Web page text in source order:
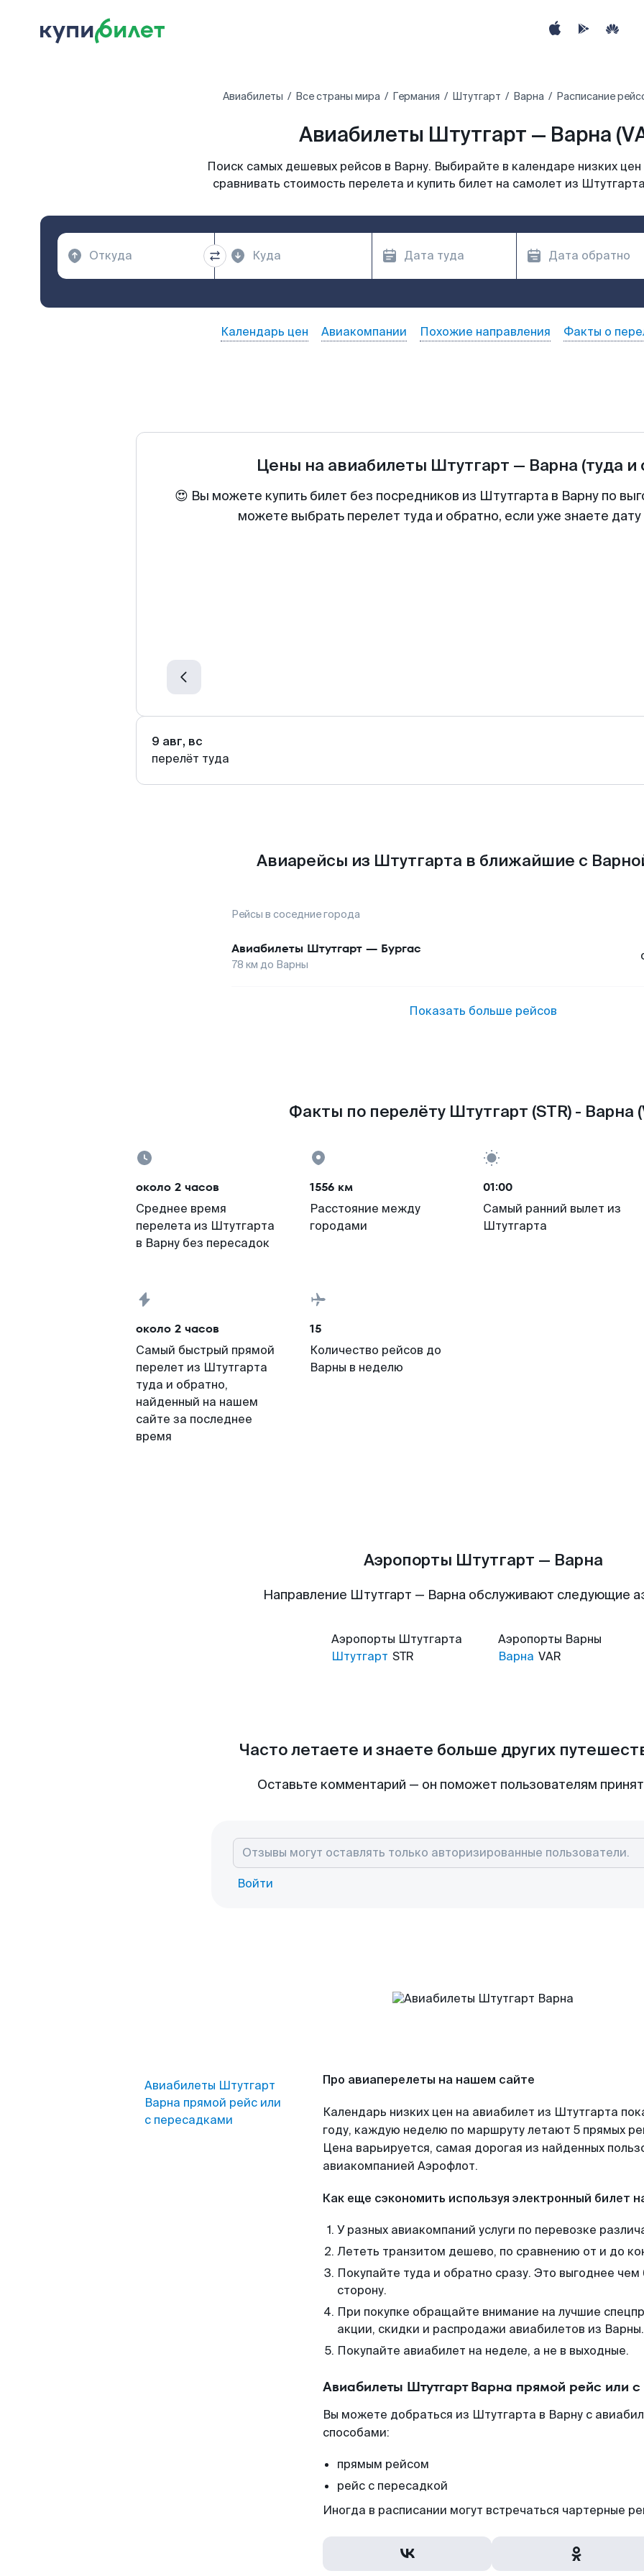
Авиабилеты Все страны мира Германия Штутгарт Варна Расписание
Авиабилеты Штутгарт — Варна
Поиск самых дешевых рейсов в Варну. Выбирайте в календаре низких
сравнивать стоимость перелета и купить билет на самолет из
Календарь цен Авиакомпании Похожие направления Факты о
Цены на авиабилеты Штутгарт — Варна (туда и
😍 Вы можете купить билет без посредников из Штутгарта в Варну по
можете выбрать перелет туда и обратно, если уже знаете
9 авг, вс
перелёт туда
Авиарейсы из Штутгарта в ближайшие с
Рейсы в соседние города
Авиабилеты Штутгарт — Бургас
78 км до Варны
Показать больше рейсов
Факты по перелёту Штутгарт (STR) - Варна
около 2 часов
Среднее время
перелета из Штутгарта
в Варну без пересадок
1556 км
Расстояние между
городами
01:00
Самый ранний вылет из
Штутгарта
около 2 часов
Самый быстрый прямой
перелет из Штутгарта
туда и обратно,
найденный на нашем
сайте за последнее
время
15
Количество рейсов до
Варны в неделю
Аэропорты Штутгарт — Варна
Направление Штутгарт — Варна обслуживают следующие
Аэропорты Штутгарта
Штутгарт STR
Аэропорты Варны
Варна VAR
Часто летаете и знаете больше других
Оставьте комментарий — он поможет пользователям
Войти
Авиабилеты Штутгарт
Варна прямой рейс или
с пересадками
Про авиаперелеты на нашем сайте
Календарь низких цен на авиабилет из Штутгарта
году, каждую неделю по маршруту летают 5 прямых
Цена варьируется, самая дорогая из найденных
авиакомпанией Аэрофлот.
Как еще сэкономить используя электронный билет
У разных авиакомпаний услуги по перевозке
Лететь транзитом дешево, по сравнению от и до
Покупайте туда и обратно сразу. Это выгоднее
сторону.
При покупке обращайте внимание на лучшие
акции, скидки и распродажи авиабилетов из Варны.
Покупайте авиабилет на неделе, а не в выходные.
Авиабилеты Штутгарт Варна прямой рейс или
Вы можете добраться из Штутгарта в Варну с
способами:
прямым рейсом
рейс с пересадкой
Иногда в расписании могут встречаться чартерные